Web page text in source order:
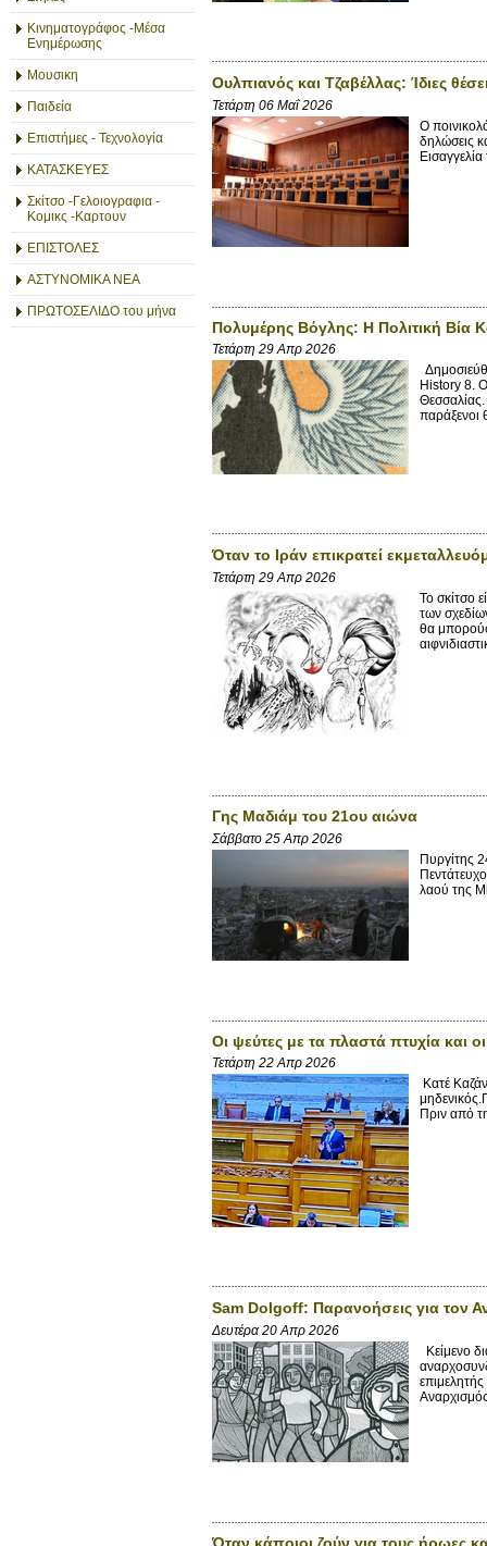
Κινηματογράφος -Μέσα
Ενημέρωσης
Μουσικη
Παιδεία
Επιστήμες - Τεχνολογία
ΚΑΤΑΣΚΕΥΕΣ
Σκίτσο -Γελοιογραφια -
Κομικς -Καρτουν
ΕΠΙΣΤΟΛΕΣ
ΑΣΤΥΝΟΜΙΚΑ ΝΕΑ
ΠΡΩΤΟΣΕΛΙΔΟ του μήνα
Ουλπιανός και Τζαβέλλας: Ίδιες
Τετάρτη 06 Μαΐ 2026
Ο
δηλώσεις
Πολυμέρης Βόγλης: Η Πολιτική Βία
Τετάρτη 29 Απρ 2026
History 8. Ο
παράξενοι
Όταν το Ιράν επικρατεί
Τετάρτη 29 Απρ 2026
Το σκίτσο
των
θα
Γης Μαδιάμ του 21ου αιώνα
Σάββατο 25 Απρ 2026
Πυργίτης
λαού της
Οι ψεύτες με τα πλαστά πτυχία και
Τετάρτη 22 Απρ 2026
Κατέ
Πριν από
Sam Dolgoff: Παρανοήσεις για τον
Δευτέρα 20 Απρ 2026
Κείμενο
Όταν κάποιοι ζούν για τους ήρωες